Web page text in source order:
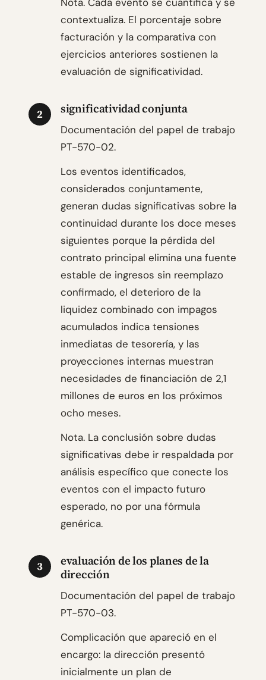
contextualiza. El porcentaje sobre
facturación y la comparativa con
ejercicios anteriores sostienen la
evaluación de significatividad.
2 significatividad conjunta
Documentación del papel de trabajo
PT-570-02.
Los eventos identificados,
considerados conjuntamente,
generan dudas significativas sobre la
continuidad durante los doce meses
siguientes porque la pérdida del
contrato principal elimina una fuente
estable de ingresos sin reemplazo
confirmado, el deterioro de la
liquidez combinado con impagos
acumulados indica tensiones
inmediatas de tesorería, y las
proyecciones internas muestran
necesidades de financiación de 2,1
millones de euros en los próximos
ocho meses.
Nota. La conclusión sobre dudas
significativas debe ir respaldada por
análisis específico que conecte los
eventos con el impacto futuro
esperado, no por una fórmula
genérica.
3
evaluación de los planes de la
dirección
Documentación del papel de trabajo
PT-570-03.
Complicación que apareció en el
encargo: la dirección presentó
inicialmente un plan de